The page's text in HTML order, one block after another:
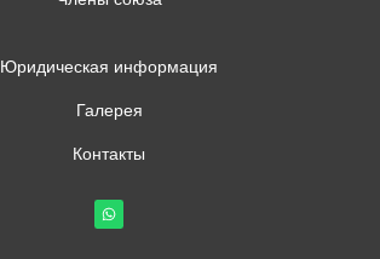
Юридическая информация
Галерея
Контакты